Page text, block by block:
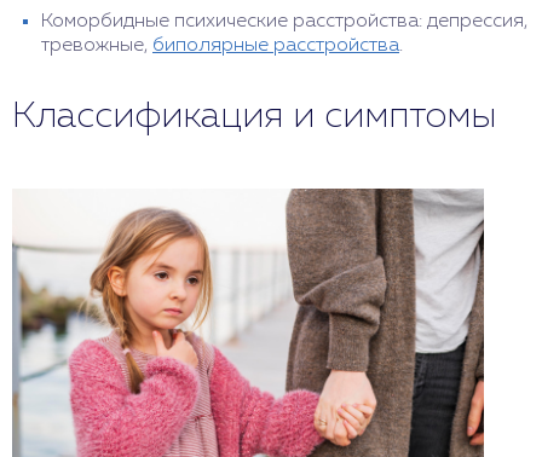
Коморбидные психические расстройства: депрессия,
тревожные, биполярные расстройства.
Классификация и симптомы